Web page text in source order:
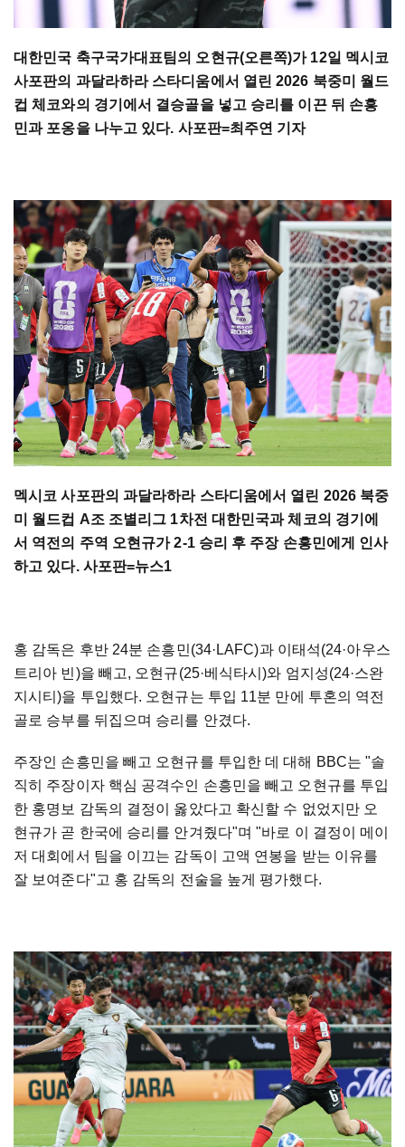
대한민국 축구국가대표팀의 오현규(오른쪽)가 12일 멕시코
사포판의 과달라하라 스타디움에서 열린 2026 북중미 월드
컵 체코와의 경기에서 결승골을 넣고 승리를 이끈 뒤 손흥
민과 포옹을 나누고 있다. 사포판=최주연 기자
멕시코 사포판의 과달라하라 스타디움에서 열린 2026 북중
미 월드컵 A조 조별리그 1차전 대한민국과 체코의 경기에
서 역전의 주역 오현규가 2-1 승리 후 주장 손흥민에게 인사
하고 있다. 사포판=뉴스1
홍 감독은 후반 24분 손흥민(34·LAFC)과 이태석(24·아우스
트리아 빈)을 빼고, 오현규(25·베식타시)와 엄지성(24·스완
지시티)을 투입했다. 오현규는 투입 11분 만에 투혼의 역전
골로 승부를 뒤집으며 승리를 안겼다.
주장인 손흥민을 빼고 오현규를 투입한 데 대해 BBC는 "솔
직히 주장이자 핵심 공격수인 손흥민을 빼고 오현규를 투입
한 홍명보 감독의 결정이 옳았다고 확신할 수 없었지만 오
현규가 곧 한국에 승리를 안겨줬다"며 "바로 이 결정이 메이
저 대회에서 팀을 이끄는 감독이 고액 연봉을 받는 이유를
잘 보여준다"고 홍 감독의 전술을 높게 평가했다.